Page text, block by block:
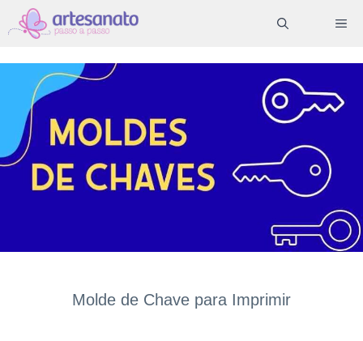
Pular
para
o
conteúdo
Molde de Chave para Imprimir